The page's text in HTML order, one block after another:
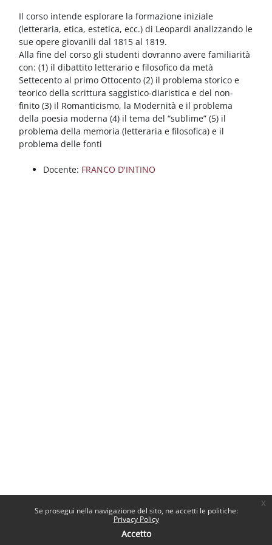
Se prosegui nella navigazione del sito, ne accetti le politiche:
Privacy Policy
Accetto
x
Il corso intende esplorare la formazione iniziale
(letteraria, etica, estetica, ecc.) di Leopardi analizzando le
sue opere giovanili dal 1815 al 1819.
Alla fine del corso gli studenti dovranno avere familiarità
con: (1) il dibattito letterario e filosofico da metà
Settecento al primo Ottocento (2) il problema storico e
teorico della scrittura saggistico-diaristica e del non-
finito (3) il Romanticismo, la Modernità e il problema
della poesia moderna (4) il tema del “sublime” (5) il
problema della memoria (letteraria e filosofica) e il
problema delle fonti
Docente: FRANCO D'INTINO